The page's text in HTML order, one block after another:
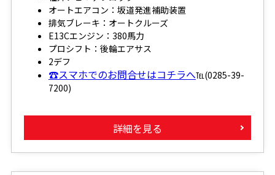
オートエアコン：坂道発進補助装置
排気ブレーキ：オートクルーズ
E13Cエンジン：380馬力
プロシフト：後輪エアサス
2デフ
☎スマホでのお問合せはコチラへ℡(0285-39-
7200)
詳細を見る